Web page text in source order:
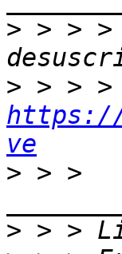
> > > >
>
https://
ve
> > >
>